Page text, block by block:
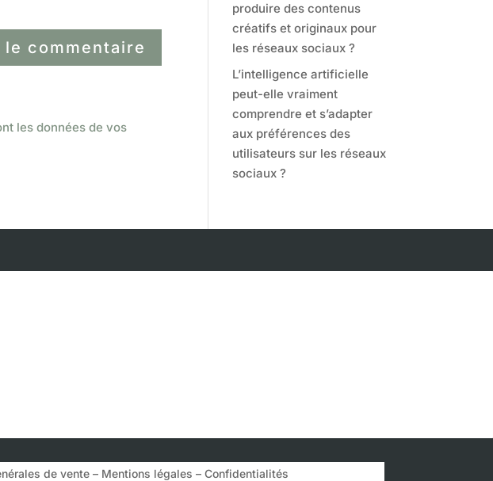
les données de vos
produire des contenus
créatifs et originaux pour
les réseaux sociaux ?
L’intelligence artificielle
peut-elle vraiment
comprendre et s’adapter
aux préférences des
utilisateurs sur les réseaux
sociaux ?
de vente – Mentions légales – Confidentialités